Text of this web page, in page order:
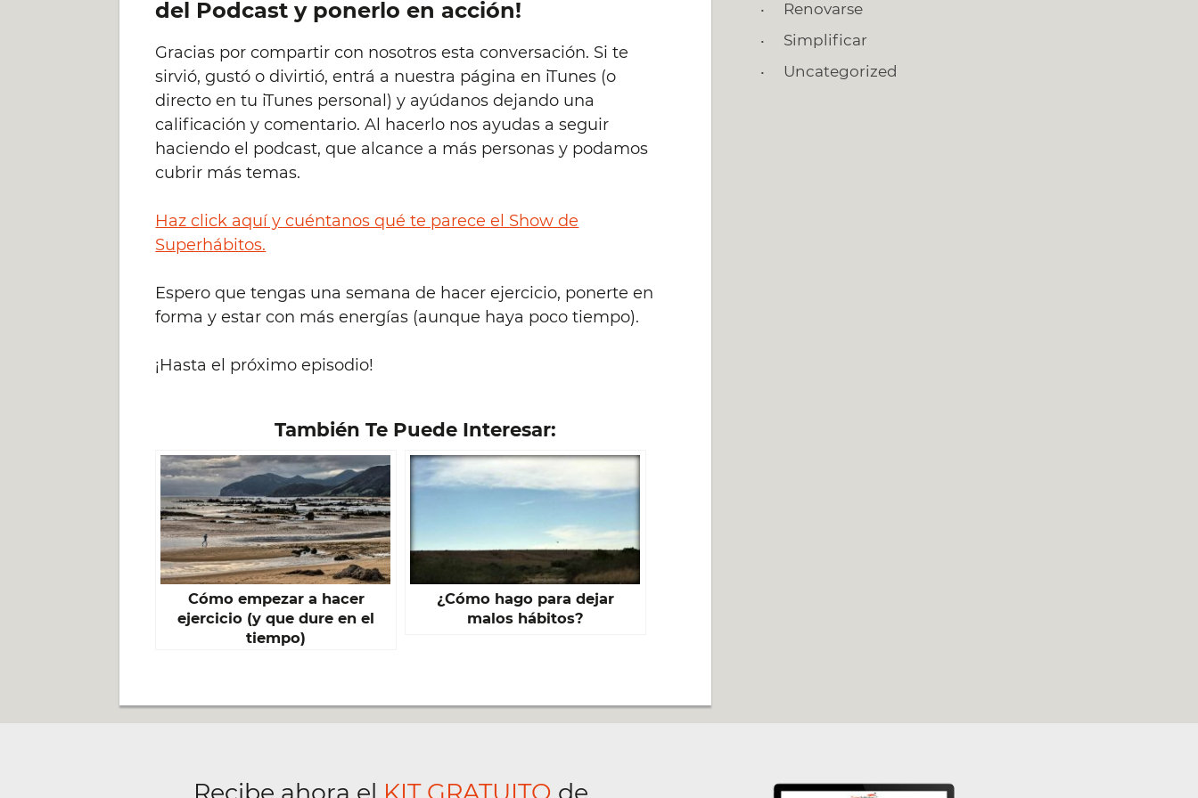
del Podcast y ponerlo en acción!
Gracias por compartir con nosotros esta conversación. Si te
sirvió, gustó o divirtió, entrá a nuestra página en iTunes (o
directo en tu iTunes personal) y ayúdanos dejando una
calificación y comentario. Al hacerlo nos ayudas a seguir
haciendo el podcast, que alcance a más personas y podamos
cubrir más temas.
Haz click aquí y cuéntanos qué te parece el Show de
Superhábitos.
Espero que tengas una semana de hacer ejercicio, ponerte en
forma y estar con más energías (aunque haya poco tiempo).
¡Hasta el próximo episodio!
También Te Puede Interesar:
Cómo empezar a hacer
ejercicio (y que dure en el
tiempo)
¿Cómo hago para dejar
malos hábitos?
Renovarse
Simplificar
Uncategorized